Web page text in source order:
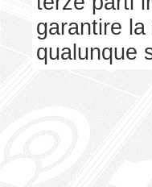
garantire
qualunque